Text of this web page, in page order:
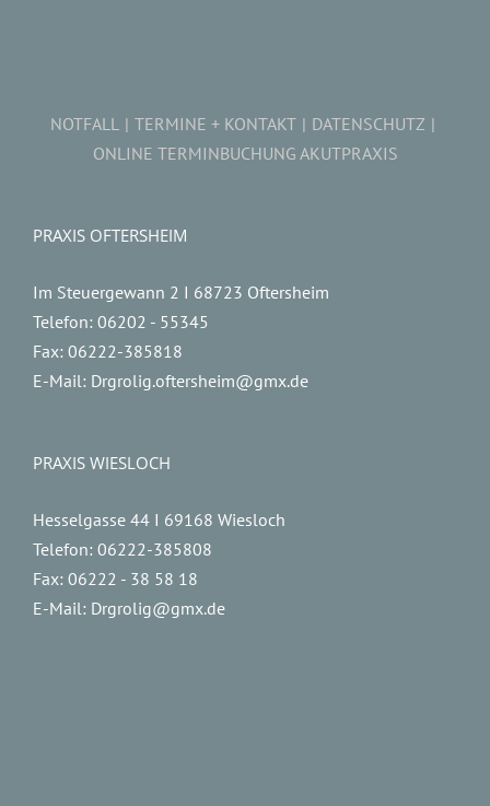
NOTFALL TERMINE + KONTAKT
DATENSCHUTZ
ONLINE TERMINBUCHUNG AKUTPRAXIS
PRAXIS OFTERSHEIM
Im Steuergewann 2 I 68723 Oftersheim
Telefon: 06202 - 55345
Fax: 06222-385818
E-Mail: Drgrolig.oftersheim@gmx.de
PRAXIS WIESLOCH
Hesselgasse 44 I 69168 Wiesloch
Telefon: 06222-385808
Fax: 06222 - 38 58 18
E-Mail: Drgrolig@gmx.de